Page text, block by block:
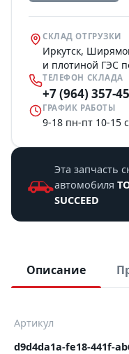
СКЛАД ОТГРУЗКИ
Иркутск,
и плотиной ГЭС
ТЕЛЕФОН СКЛАДА
+7 (964) 357-
ГРАФИК РАБОТЫ
9-18 пн-пт 10-15
Эта запчасть
автомобиля
SUCCEED
Описание
Артикул
d9d4da1a-fe18-441f-